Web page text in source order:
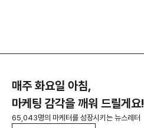
매주 화요일 아침,
마케팅 감각을 깨워 드릴게요!
65,043명의 마케터를 성장시키는 뉴스레터